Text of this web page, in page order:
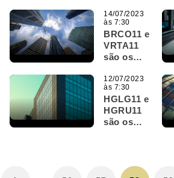
destaques
do Bom
Dia FIIs
(18/07)
BRCO11 e
VRTA11
são os
do Bom
Dia FIIs
(14/07)
14/07/2023
às 7:30
HGLG11 e
HGRU11
são os
(12/07)
12/07/2023
às 7:30